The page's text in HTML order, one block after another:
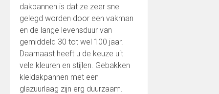
dakpannen is dat ze zeer snel
gelegd worden door een vakman
en de lange levensduur van
gemiddeld 30 tot wel 100 jaar.
Daarnaast heeft u de keuze uit
vele kleuren en stijlen. Gebakken
kleidakpannen met een
glazuurlaag zijn erg duurzaam.